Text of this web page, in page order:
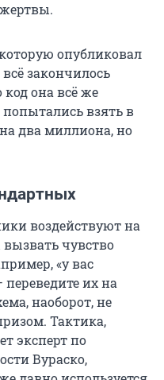
опубликовал
закончилось
она всё же
взять в
два миллиона, но
воздействуют на
чувство
«у вас
их на
наоборот, не
Тактика,
эксперт по
Вураско,